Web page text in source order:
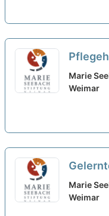
- Wir
Marie
Weimar
in
Dich!
Marie
Weimar